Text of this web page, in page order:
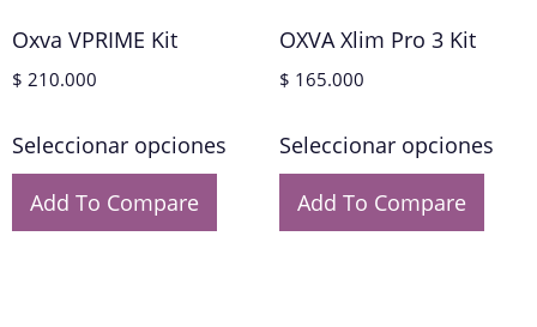
Oxva VPRIME Kit
$ 210.000
Seleccionar opciones
Add To Compare
OXVA Xlim Pro 3 Kit
$ 165.000
Seleccionar opciones
Add To Compare